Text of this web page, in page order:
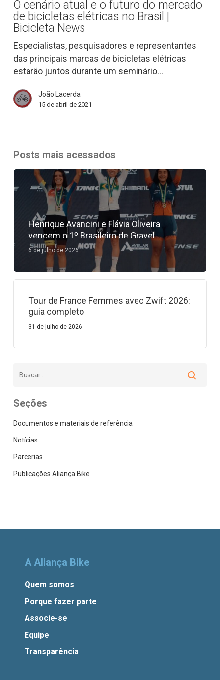
o
futuro
do
mercado
de
bicicletas
no
Brasil
News
O cenário atual e o futuro do mercado
de bicicletas elétricas no Brasil |
Bicicleta News
Especialistas, pesquisadores e representantes
das principais marcas de bicicletas elétricas
estarão juntos durante um seminário…
João Lacerda
15 de abril de 2021
Posts mais acessados
Henrique Avancini e Flávia Oliveira
vencem o 1º Brasileiro de Gravel
6 de julho de 2026
Tour de France Femmes avec Zwift 2026:
guia completo
31 de julho de 2026
Seções
Documentos e materiais de referência
Notícias
Parcerias
Publicações Aliança Bike
A Aliança Bike
Quem somos
Porque fazer parte
Associe-se
Equipe
Transparência